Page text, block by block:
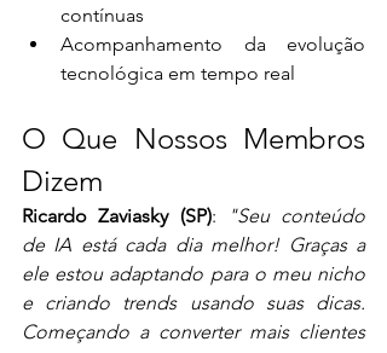
contínuas
Acompanhamento da evolução
tecnológica em tempo real
O Que Nossos Membros
Dizem
Ricardo Zaviasky (SP):
"Seu conteúdo
de IA está cada dia melhor! Graças a
ele estou adaptando para o meu nicho
e criando trends usando suas dicas.
Começando a converter mais clientes